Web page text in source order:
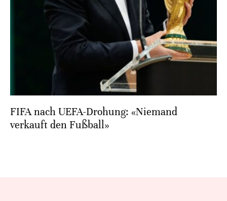
FIFA nach UEFA-Drohung: «Niemand
verkauft den Fußball»